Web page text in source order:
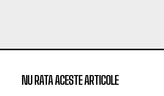
NU RATA ACESTE ARTICOLE